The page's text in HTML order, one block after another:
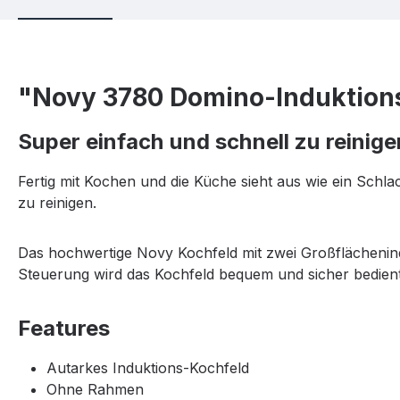
"Novy 3780 Domino-
Super einfach und schnell zu
Fertig mit Kochen und die Küche sieht aus wie ein
zu reinigen.
Das hochwertige Novy Kochfeld mit zwei
Steuerung wird das Kochfeld bequem und sicher
Features
Autarkes Induktions-Kochfeld
Ohne Rahmen